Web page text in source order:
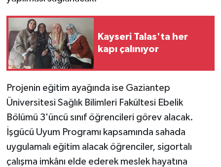
Kayseri Talas'ta her
kapı çalınıyor
Projenin eğitim ayağında ise Gaziantep
Üniversitesi Sağlık Bilimleri Fakültesi Ebelik
Bölümü 3'üncü sınıf öğrencileri görev alacak.
İşgücü Uyum Programı kapsamında sahada
uygulamalı eğitim alacak öğrenciler, sigortalı
çalışma imkânı elde ederek meslek hayatına